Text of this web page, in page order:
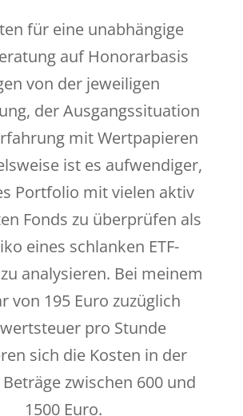
für eine unabhängige
auf Honorarbasis
von der jeweiligen
der Ausgangssituation
mit Wertpapieren
ist es aufwendiger,
Portfolio mit vielen aktiv
Fonds zu überprüfen als
eines schlanken ETF-
analysieren. Bei meinem
von 195 Euro zuzüglich
pro Stunde
sich die Kosten in der
Beträge zwischen 600 und
1500 Euro.